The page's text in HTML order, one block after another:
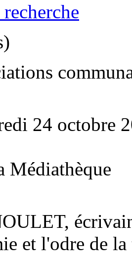
24 octobre
Médiathèque
et l'odre de